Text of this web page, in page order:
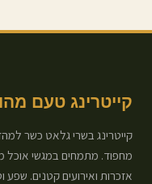
קייטרינג טעם
קייטרינג בשרי גלאט כשר
מחפוד. מתמחים במגשי אוכל
אזכרות ואירועים קטנים. שפע